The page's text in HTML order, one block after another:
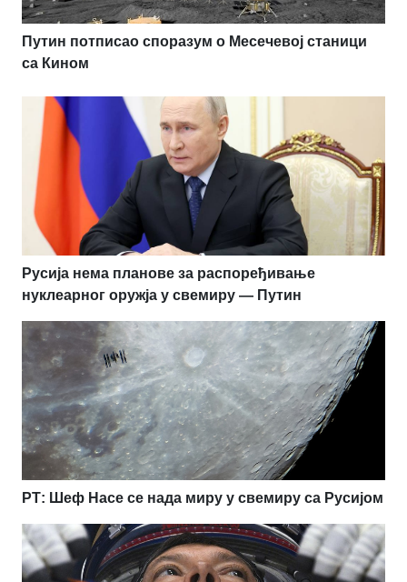
Путин потписао споразум о Месечевој станици
са Кином
Русија нема планове за распоређивање
нуклеарног оружја у свемиру — Путин
РТ: Шеф Насе се нада миру у свемиру са Русијом